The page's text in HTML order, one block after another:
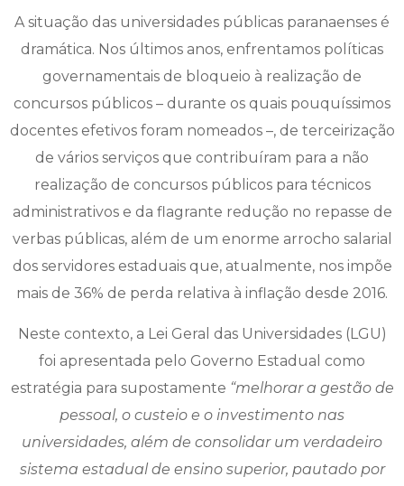
A situação das universidades públicas paranaenses é
dramática. Nos últimos anos, enfrentamos políticas
governamentais de bloqueio à realização de
concursos públicos – durante os quais pouquíssimos
docentes efetivos foram nomeados –, de terceirização
de vários serviços que contribuíram para a não
realização de concursos públicos para técnicos
administrativos e da flagrante redução no repasse de
verbas públicas, além de um enorme arrocho salarial
dos servidores estaduais que, atualmente, nos impõe
mais de 36% de perda relativa à inflação desde 2016.
Neste contexto, a Lei Geral das Universidades (LGU)
foi apresentada pelo Governo Estadual como
estratégia para supostamente “melhorar a gestão de
pessoal, o custeio e o investimento nas
universidades, além de consolidar um verdadeiro
sistema estadual de ensino superior, pautado por